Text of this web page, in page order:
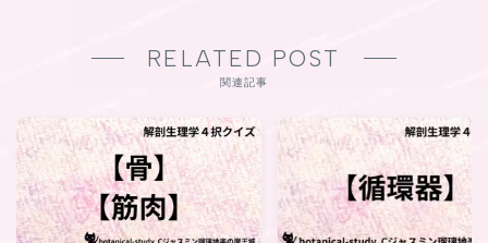
RELATED POST
関連記事